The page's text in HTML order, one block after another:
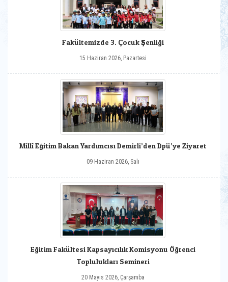
Fakültemizde 3. Çocuk Şenliği
15 Haziran 2026, Pazartesi
Millî Eğitim Bakan Yardımcısı Demirli’den Dpü’ye Ziyaret
09 Haziran 2026, Salı
Eğitim Fakültesi Kapsayıcılık Komisyonu Öğrenci
Toplulukları Semineri
20 Mayıs 2026, Çarşamba